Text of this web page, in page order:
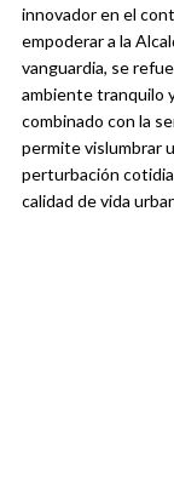
innovador en el
empoderar a la
vanguardia, se
ambiente tranquilo
combinado con la
permite vislumbrar
perturbación
calidad de vida